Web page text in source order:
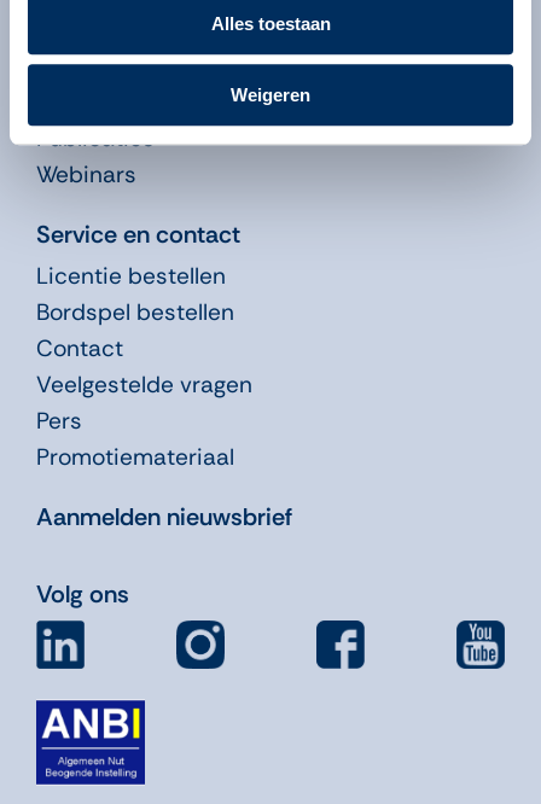
Alles toestaan
Weigeren
Leren in de Educatie
Publicaties
Webinars
Service en contact
Licentie bestellen
Bordspel bestellen
Contact
Veelgestelde vragen
Pers
Promotiemateriaal
Aanmelden nieuwsbrief
Volg ons